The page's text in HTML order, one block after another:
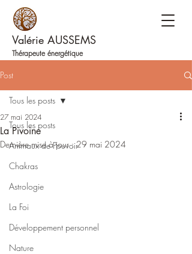
Valérie AUSSEMS
Thérapeute énergétique
Post
Tous les posts
Animaux de Pouvoir
Chakras
Astrologie
La Foi
Développement personnel
Nature
Tous les posts
La Pivoine
27 mai 2024
Dernière mise à jour :29 mai 2024